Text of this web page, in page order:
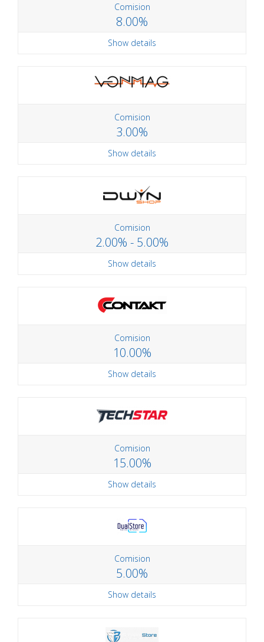
Comision
8.00%
Show details
Comision
3.00%
Show details
Comision
2.00% - 5.00%
Show details
Comision
10.00%
Show details
Comision
15.00%
Show details
Comision
5.00%
Show details